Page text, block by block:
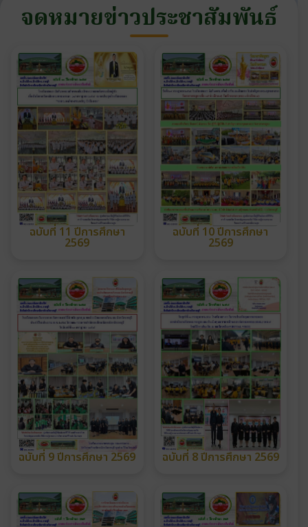
จดหมายข่าวประชาสัมพันธ์
ฉบับที่ 11 ปีการศึกษา
2569
ฉบับที่ 10 ปีการศึกษา
2569
ฉบับที่ 9 ปีการศึกษา 2569 ฉบับที่ 8 ปีการศึกษา 2569